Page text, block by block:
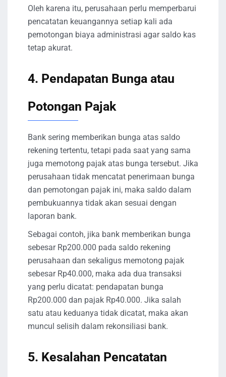
Oleh karena itu, perusahaan perlu memperbarui
pencatatan keuangannya setiap kali ada
pemotongan biaya administrasi agar saldo kas
tetap akurat.
4. Pendapatan Bunga atau
Potongan Pajak
Bank sering memberikan bunga atas saldo
rekening tertentu, tetapi pada saat yang sama
juga memotong pajak atas bunga tersebut. Jika
perusahaan tidak mencatat penerimaan bunga
dan pemotongan pajak ini, maka saldo dalam
pembukuannya tidak akan sesuai dengan
laporan bank.
Sebagai contoh, jika bank memberikan bunga
sebesar Rp200.000 pada saldo rekening
perusahaan dan sekaligus memotong pajak
sebesar Rp40.000, maka ada dua transaksi
yang perlu dicatat: pendapatan bunga
Rp200.000 dan pajak Rp40.000. Jika salah
satu atau keduanya tidak dicatat, maka akan
muncul selisih dalam rekonsiliasi bank.
5. Kesalahan Pencatatan